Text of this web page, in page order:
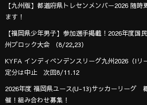
【九州版】都道府県トレセンメンバー2026 随時
ます！
【福岡県少年男子】参加選手掲載！2026年度国
州ブロック大会 （8/22,23）
KYFA インディペンデンスリーグ九州2026（Iリ
定分は中止 次回8/11.12
2026年度 福岡県ユース(U-13)サッカーリーグ
催！組み合わせ募集！